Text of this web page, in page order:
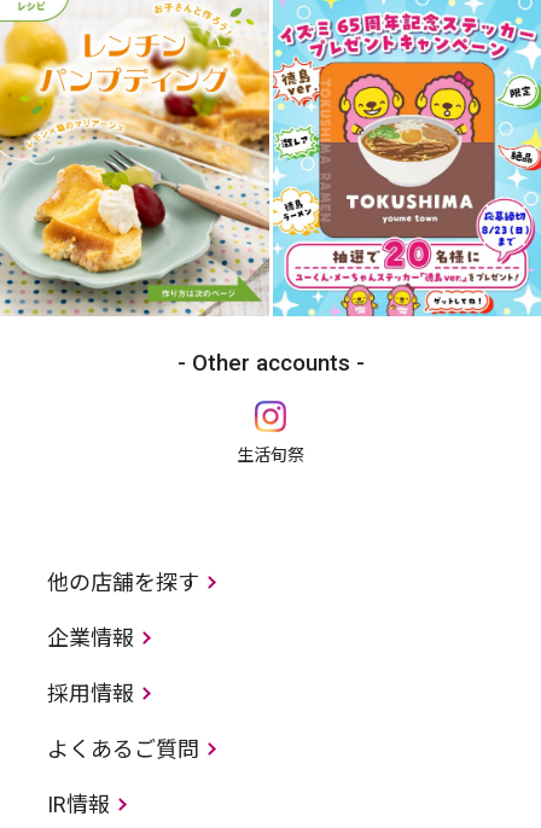
Other accounts
生活旬祭
他の店舗を探す
企業情報
採用情報
よくあるご質問
IR情報